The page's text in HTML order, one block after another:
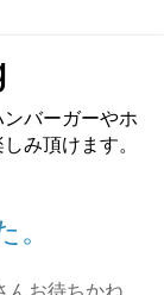
バーガーやホ
み頂けます。
。
んお待ちかね、